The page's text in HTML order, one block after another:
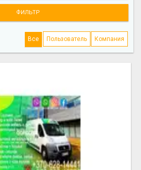
ФИЛЬТР
Все Пользователь Компания